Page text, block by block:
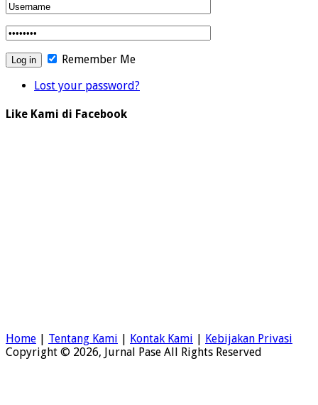
Remember Me
Lost your password?
Like Kami di Facebook
Home | Tentang Kami | Kontak Kami | Kebijakan Privasi
Copyright © 2026, Jurnal Pase All Rights Reserved